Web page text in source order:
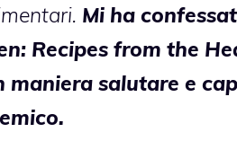
Mi ha
Recipes from the
maniera salutare e